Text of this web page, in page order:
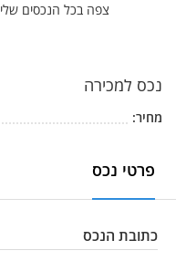
צפה בכל הנכסים שלי
נכס למכירה
מחיר:
פרטי נכס
כתובת הנכס